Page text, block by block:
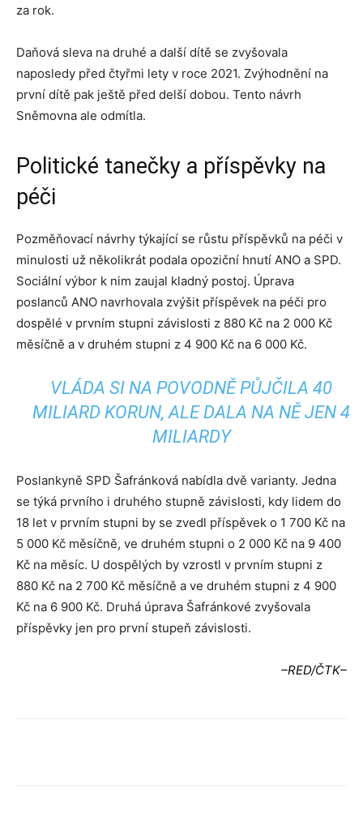
za rok.
Daňová sleva na druhé a další dítě se zvyšovala
naposledy před čtyřmi lety v roce 2021. Zvýhodnění na
první dítě pak ještě před delší dobou. Tento návrh
Sněmovna ale odmítla.
Politické tanečky a příspěvky na
péči
Pozměňovací návrhy týkající se růstu příspěvků na péči v
minulosti už několikrát podala opoziční hnutí ANO a SPD.
Sociální výbor k nim zaujal kladný postoj. Úprava
poslanců ANO navrhovala zvýšit příspěvek na péči pro
dospělé v prvním stupni závislosti z 880 Kč na 2 000 Kč
měsíčně a v druhém stupni z 4 900 Kč na 6 000 Kč.
VLÁDA SI NA POVODNĚ PŮJČILA 40
MILIARD KORUN, ALE DALA NA NĚ JEN 4
MILIARDY
Poslankyně SPD Šafránková nabídla dvě varianty. Jedna
se týká prvního i druhého stupně závislosti, kdy lidem do
18 let v prvním stupni by se zvedl příspěvek o 1 700 Kč na
5 000 Kč měsíčně, ve druhém stupni o 2 000 Kč na 9 400
Kč na měsíc. U dospělých by vzrostl v prvním stupni z
880 Kč na 2 700 Kč měsíčně a ve druhém stupni z 4 900
Kč na 6 900 Kč. Druhá úprava Šafránkové zvyšovala
příspěvky jen pro první stupeň závislosti.
–RED/ČTK–